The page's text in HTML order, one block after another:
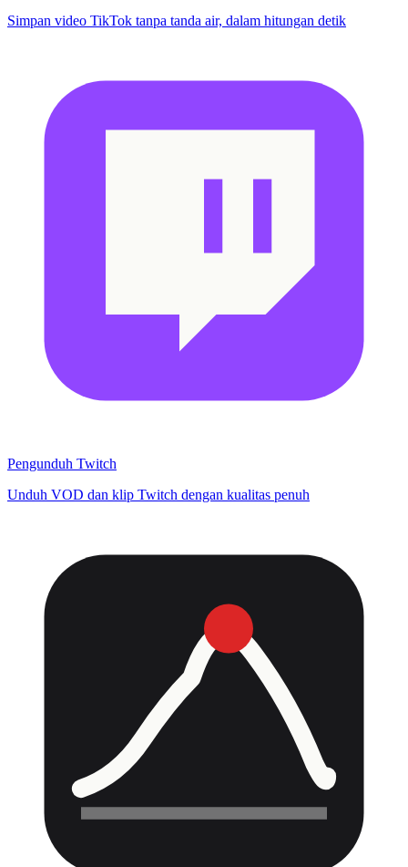
Simpan video TikTok tanpa tanda air, dalam hitungan detik
Pengunduh Twitch
Unduh VOD dan klip Twitch dengan kualitas penuh